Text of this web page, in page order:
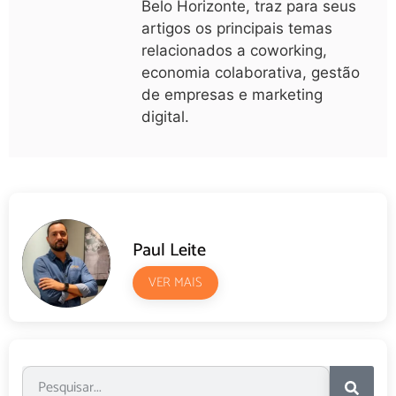
Belo Horizonte, traz para seus
artigos os principais temas
relacionados a coworking,
economia colaborativa, gestão
de empresas e marketing
digital.
Paul Leite
VER MAIS